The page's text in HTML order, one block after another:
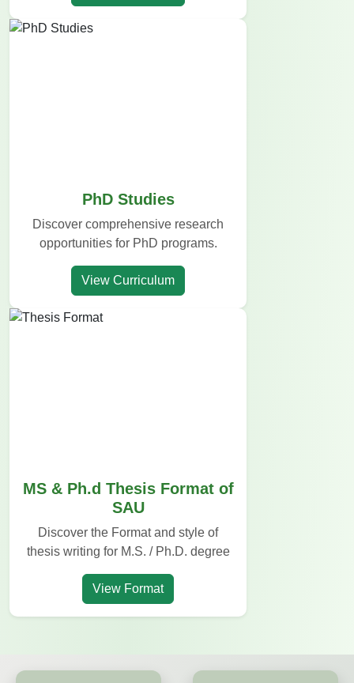
PhD Studies
Discover comprehensive research
opportunities for PhD programs.
View Curriculum
MS & Ph.d Thesis Format of
SAU
Discover the Format and style of
thesis writing for M.S. / Ph.D. degree
View Format